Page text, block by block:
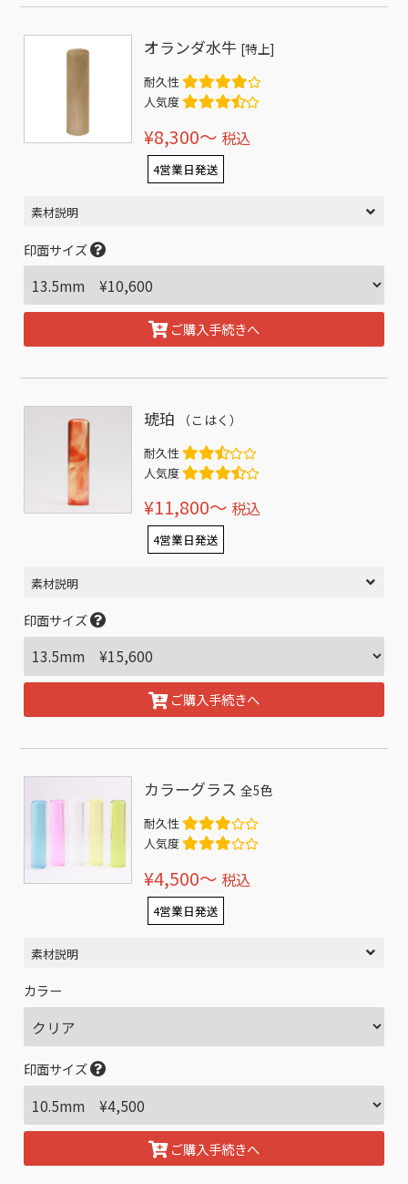
オランダ水牛 [特上]
耐久性
人気度
¥8,300〜 税込
4営業日発送
素材説明
印面サイズ
ご購入手続きへ
琥珀 （こはく）
耐久性
人気度
¥11,800〜 税込
4営業日発送
素材説明
印面サイズ
ご購入手続きへ
カラーグラス全5色
耐久性
人気度
¥4,500〜 税込
4営業日発送
素材説明
カラー
印面サイズ
ご購入手続きへ